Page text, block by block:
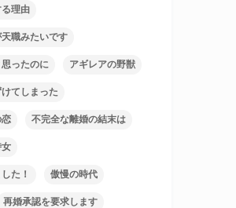
理由
職みたいです
ったのに アギレアの野獣
てしまった
恋 不完全な離婚の結末は
た！ 傲慢の時代
再婚承認を要求します